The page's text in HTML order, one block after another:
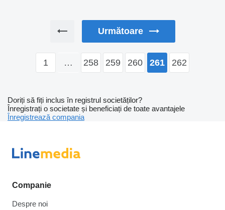
Următoare
1 … 258 259 260 261 262
Doriți să fiți inclus în registrul societăților?
Înregistrați o societate și beneficiați de toate avantajele
Înregistrează compania
Companie
Despre noi